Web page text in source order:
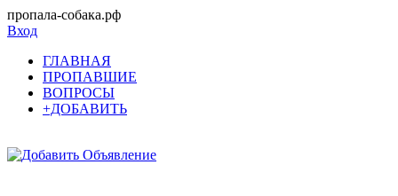
пропала-собака.рф
Вход
ГЛАВНАЯ
ПРОПАВШИЕ
ВОПРОСЫ
+ДОБАВИТЬ